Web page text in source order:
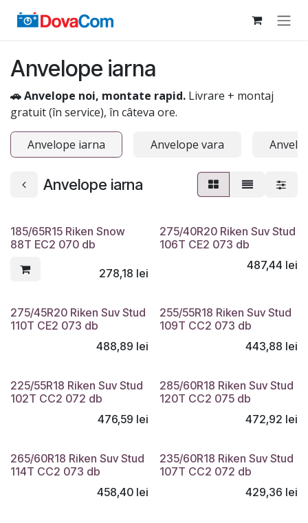
Anvelope iarna
🚗 Anvelope noi, montate rapid. Livrare + montaj
gratuit (în service), în câteva ore.
Anvelope iarna Anvelope vara
Anvelope iarna
185/65R15 Riken Snow
88T EC2 070 db
278,18 lei
275/40R20 Riken Suv Stud
106T CE2 073 db
487,44 lei
Montaj gratuit
275/45R20 Riken Suv Stud
110T CE2 073 db
488,89 lei Montaj gratuit
255/55R18 Riken Suv Stud
109T CC2 073 db
443,88 lei
225/55R18 Riken Suv Stud
102T CC2 072 db
476,59 lei Montaj gratuit
285/60R18 Riken Suv Stud
120T CC2 075 db
472,92 lei
265/60R18 Riken Suv Stud
114T CC2 073 db
458,40lei
235/60R18 Riken Suv Stud
107T CC2 072 db
429,36 lei